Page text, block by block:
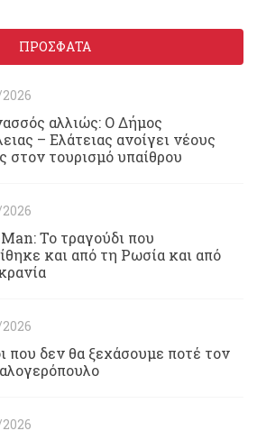
ΠΡΟΣΦΑΤΑ
αλλιώς: Ο Δήμος
– Ελάτειας ανοίγει νέους
στον τουρισμό υπαίθρου
Το τραγούδι που
και από τη Ρωσία και από
που δεν θα ξεχάσουμε ποτέ τον